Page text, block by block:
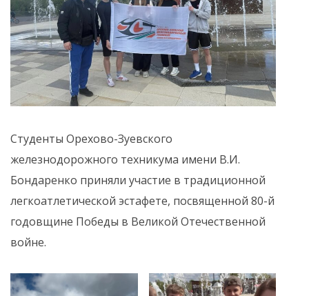
Студенты Орехово-Зуевского
железнодорожного техникума имени В.И.
Бондаренко приняли участие в традиционной
легкоатлетической эстафете, посвященной 80-й
годовщине Победы в Великой Отечественной
войне.